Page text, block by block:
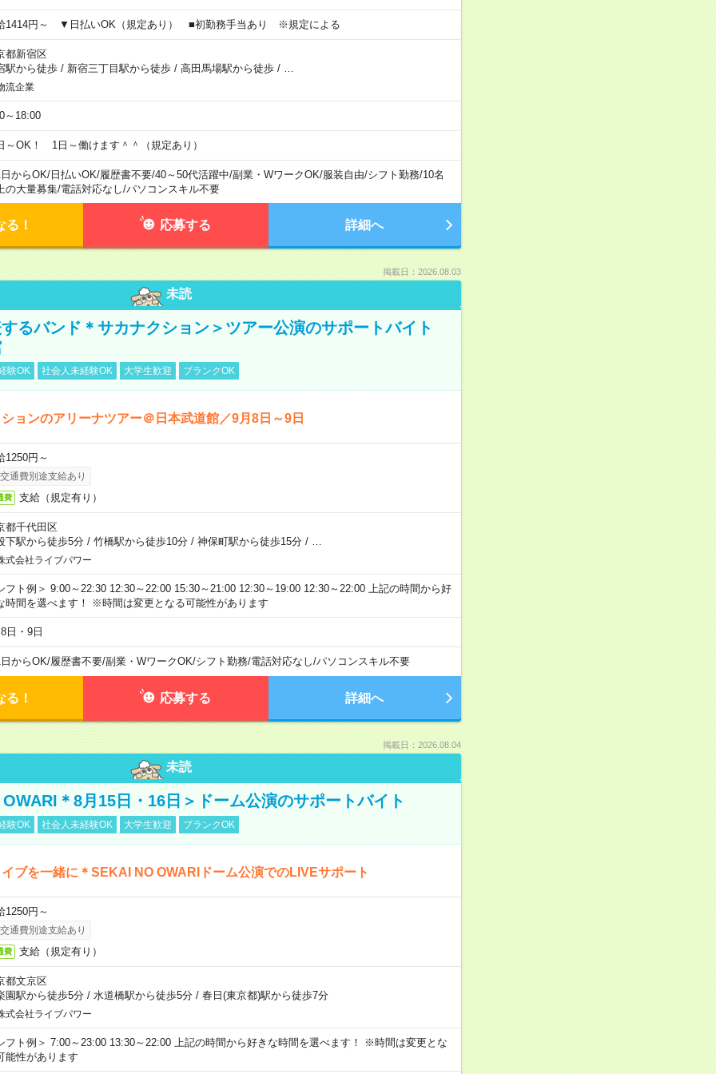
1414円～ ▼日払いOK（規定あり） ■初勤務手当あり ※規定による
都新宿区
駅から徒歩/ 新宿三丁目駅から徒歩/ 高田馬場駅から徒歩/
流企業
～18:00
～OK！ 1日～働けます＾＾（規定あり）
からOK/日払いOK/履歴書不要/40～50代活躍中/副業・WワークOK/服装自由/シフト勤務/10名
の大量募集/電話対応なし/パソコンスキル不要
る！ 応募する 詳細へ
掲載日：2026.08.03
未読
るバンド＊サカナクション＞ツアー公演のサポートバイト
験OK 社会人未経験OK 大学生歓迎 ブランクOK
ョンのアリーナツアー＠日本武道館／9月8日～9日
1250円～
交通費別途支給あり
費 支給（規定有り）
都千代田区
下駅から徒歩5分/ 竹橋駅から徒歩10分/ 神保町駅から徒歩15分/
式会社ライブパワー
フト例＞ 9:00～22:30 12:30～22:00 15:30～21:00 12:30～19:00 12:30～22:00 上記の時間から好
時間を選べます！ ※時間は変更となる可能性があります
日・9日
からOK/履歴書不要/副業・WワークOK/シフト勤務/電話対応なし/パソコンスキル不要
る！ 応募する 詳細へ
掲載日：2026.08.04
未読
＊8月15日・16日＞ドーム公演のサポートバイト
験OK 社会人未経験OK 大学生歓迎 ブランクOK
ブを一緒に＊SEKAI NO OWARIドーム公演でのLIVEサポート
1250円～
交通費別途支給あり
費 支給（規定有り）
都文京区
園駅から徒歩5分/ 水道橋駅から徒歩5分/ 春日(東京都)駅から徒歩7分
式会社ライブパワー
フト例＞ 7:00～23:00 13:30～22:00 上記の時間から好きな時間を選べます！ ※時間は変更とな
能性があります